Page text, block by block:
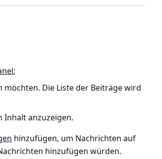
;
möchten. Die Liste der Beiträge wird
Inhalt anzuzeigen.
hinzufügen, um Nachrichten auf
hinzufügen würden.